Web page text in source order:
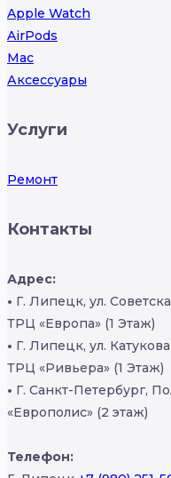
Apple Watch
AirPods
Mac
Аксессуары
Услуги
Ремонт
Контакты
Адрес:
• Г. Липецк, ул.
ТРЦ «Европа» (1 Этаж)
• Г. Липецк, ул. Катукова
ТРЦ «Ривьера» (1 Этаж)
• Г. Санкт-Петербург,
«Европолис» (2 этаж)
Телефон: